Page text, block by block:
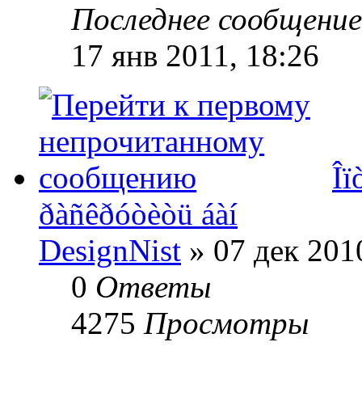
Последнее
17 янв 2011, 18:26
ðàñêðóòèòü áàí
DesignNist » 07 дек
0 Ответы
4275 Просмотры